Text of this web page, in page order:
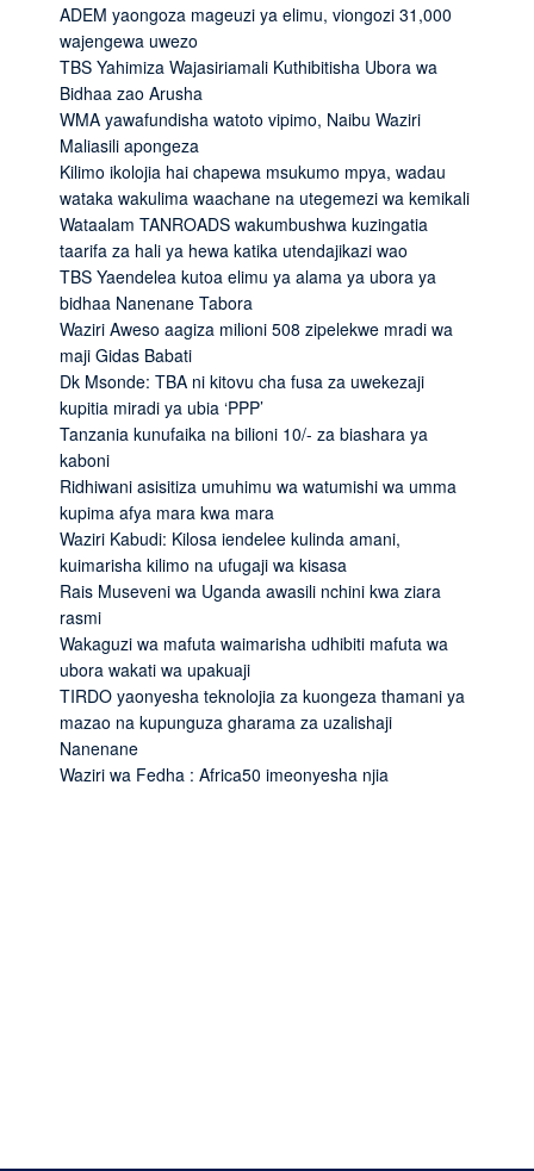
ADEM yaongoza mageuzi ya elimu, viongozi 31,000
wajengewa uwezo
TBS Yahimiza Wajasiriamali Kuthibitisha Ubora wa
Bidhaa zao Arusha
WMA yawafundisha watoto vipimo, Naibu Waziri
Maliasili apongeza
Kilimo ikolojia hai chapewa msukumo mpya, wadau
wataka wakulima waachane na utegemezi wa kemikali
Wataalam TANROADS wakumbushwa kuzingatia
taarifa za hali ya hewa katika utendajikazi wao
TBS Yaendelea kutoa elimu ya alama ya ubora ya
bidhaa Nanenane Tabora
Waziri Aweso aagiza milioni 508 zipelekwe mradi wa
maji Gidas Babati
Dk Msonde: TBA ni kitovu cha fusa za uwekezaji
kupitia miradi ya ubia ‘PPP’
Tanzania kunufaika na bilioni 10/- za biashara ya
kaboni
Ridhiwani asisitiza umuhimu wa watumishi wa umma
kupima afya mara kwa mara
Waziri Kabudi: Kilosa iendelee kulinda amani,
kuimarisha kilimo na ufugaji wa kisasa
Rais Museveni wa Uganda awasili nchini kwa ziara
rasmi
Wakaguzi wa mafuta waimarisha udhibiti mafuta wa
ubora wakati wa upakuaji
TIRDO yaonyesha teknolojia za kuongeza thamani ya
mazao na kupunguza gharama za uzalishaji
Nanenane
Waziri wa Fedha : Africa50 imeonyesha njia